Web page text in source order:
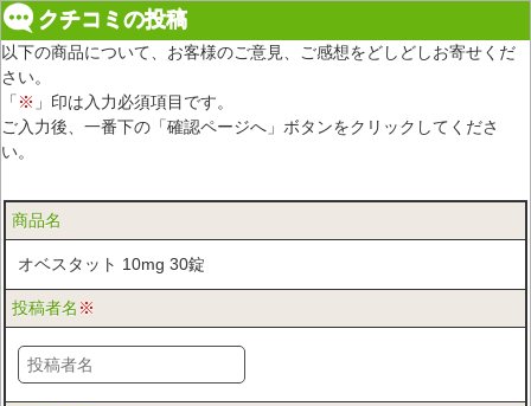
クチコミの投稿
以下の商品について、お客様のご意見、ご感想をどしどしお寄せくだ
さい。
「※ 」印は入力必須項目です。
ご入力後、一番下の「確認ページへ」ボタンをクリックしてくださ
い。
商品名
オベスタット 10mg 30錠
投稿者名 ※